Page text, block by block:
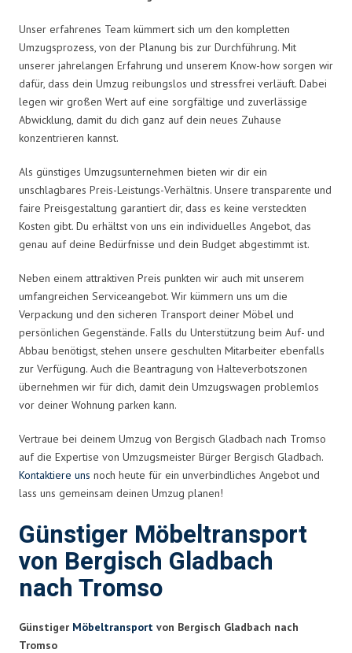
Unser erfahrenes Team kümmert sich um den kompletten
Umzugsprozess, von der Planung bis zur Durchführung. Mit
unserer jahrelangen Erfahrung und unserem Know-how sorgen wir
dafür, dass dein Umzug reibungslos und stressfrei verläuft. Dabei
legen wir großen Wert auf eine sorgfältige und zuverlässige
Abwicklung, damit du dich ganz auf dein neues Zuhause
konzentrieren kannst.
Als günstiges Umzugsunternehmen bieten wir dir ein
unschlagbares Preis-Leistungs-Verhältnis. Unsere transparente und
faire Preisgestaltung garantiert dir, dass es keine versteckten
Kosten gibt. Du erhältst von uns ein individuelles Angebot, das
genau auf deine Bedürfnisse und dein Budget abgestimmt ist.
Neben einem attraktiven Preis punkten wir auch mit unserem
umfangreichen Serviceangebot. Wir kümmern uns um die
Verpackung und den sicheren Transport deiner Möbel und
persönlichen Gegenstände. Falls du Unterstützung beim Auf- und
Abbau benötigst, stehen unsere geschulten Mitarbeiter ebenfalls
zur Verfügung. Auch die Beantragung von Halteverbotszonen
übernehmen wir für dich, damit dein Umzugswagen problemlos
vor deiner Wohnung parken kann.
Vertraue bei deinem Umzug von Bergisch Gladbach nach Tromso
auf die Expertise von Umzugsmeister Bürger Bergisch Gladbach.
Kontaktiere uns noch heute für ein unverbindliches Angebot und
lass uns gemeinsam deinen Umzug planen!
Günstiger Möbeltransport
von Bergisch Gladbach
nach Tromso
Günstiger Möbeltransport von Bergisch Gladbach nach
Tromso